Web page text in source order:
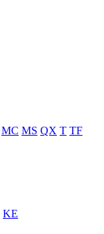
MC MS QX T TF
KE